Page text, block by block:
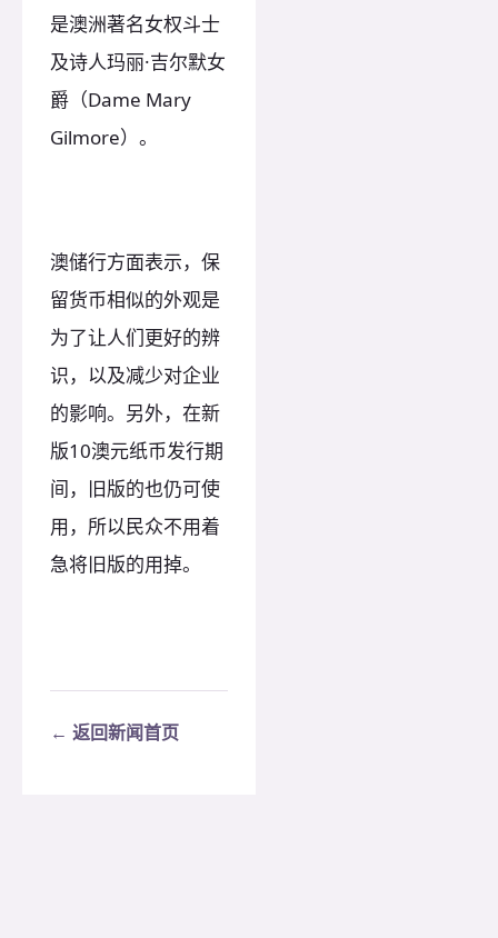
是澳洲著名女权斗士
及诗人玛丽·吉尔默女
爵（Dame Mary
Gilmore）。
澳储行方面表示，保
留货币相似的外观是
为了让人们更好的辨
识，以及减少对企业
的影响。另外，在新
版10澳元纸币发行期
间，旧版的也仍可使
用，所以民众不用着
急将旧版的用掉。
← 返回新闻首页